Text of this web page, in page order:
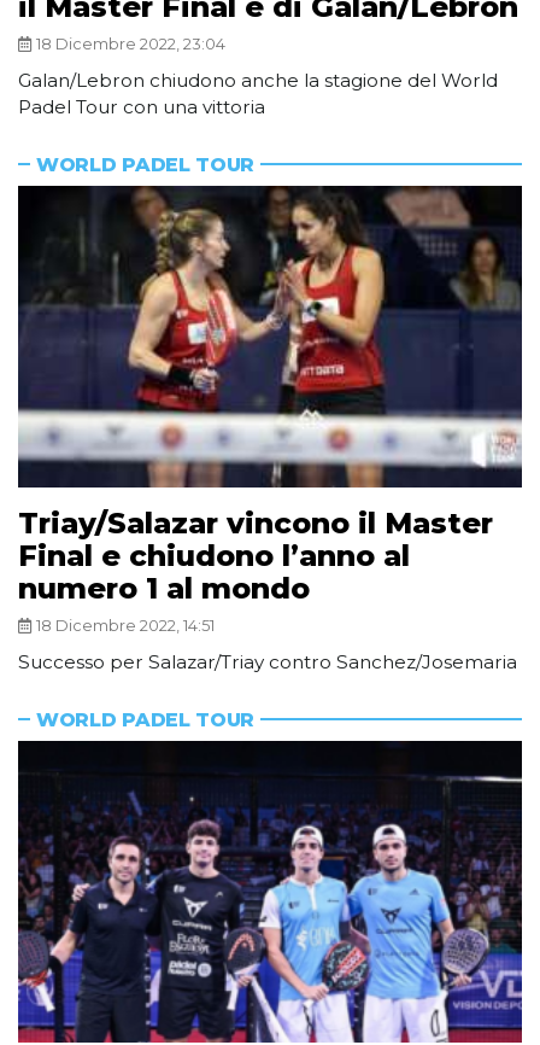
18 Dicembre 2022, 23:04
Galan/Lebron chiudono anche la stagione del World
Padel Tour con una vittoria
WORLD PADEL TOUR
Triay/Salazar vincono il Master
Final e chiudono l’anno al
numero 1 al mondo
18 Dicembre 2022, 14:51
Successo per Salazar/Triay contro Sanchez/Josemaria
WORLD PADEL TOUR